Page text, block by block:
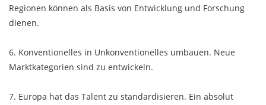
Regionen können als Basis von Entwicklung und Forschung
dienen.
6. Konventionelles in Unkonventionelles umbauen. Neue
Marktkategorien sind zu entwickeln.
7. Europa hat das Talent zu standardisieren. Ein absolut